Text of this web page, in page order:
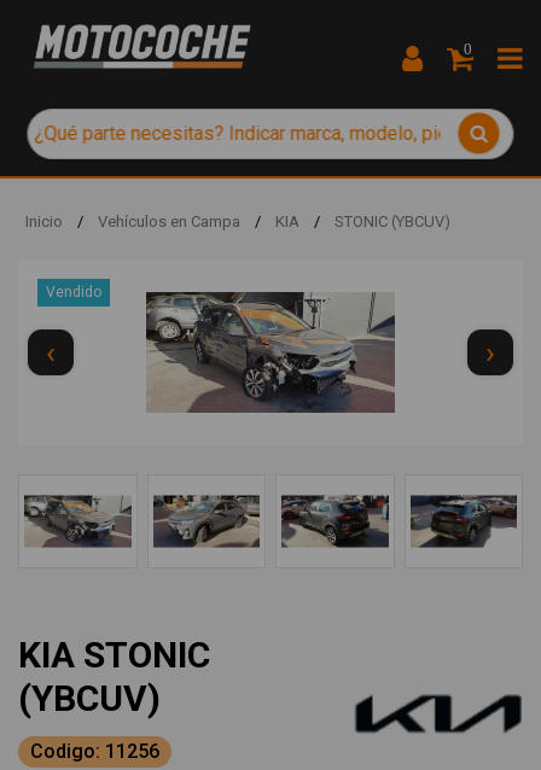
0
Inicio / Vehículos en Campa / KIA / STONIC (YBCUV)
Vendido
‹ ›
KIA STONIC
(YBCUV)
Codigo: 11256